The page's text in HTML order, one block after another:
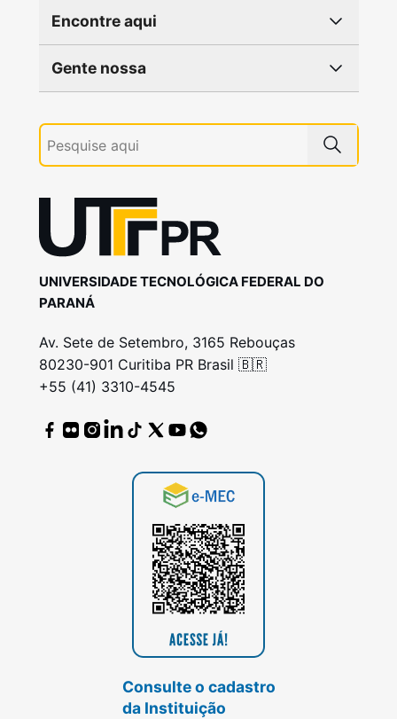
Encontre aqui
Gente nossa
UNIVERSIDADE TECNOLÓGICA FEDERAL DO
PARANÁ
Av. Sete de Setembro, 3165 Rebouças
80230-901 Curitiba PR Brasil 🇧🇷
+55 (41) 3310-4545
Consulte o cadastro
da Instituição